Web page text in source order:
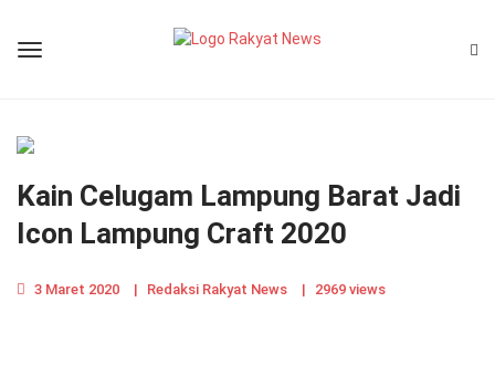
Kain Celugam Lampung Barat Jadi
Icon Lampung Craft 2020
3 Maret 2020 | Redaksi Rakyat News | 2969 views